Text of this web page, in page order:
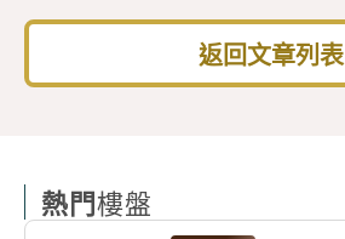
返回文章列表
熱門樓盤